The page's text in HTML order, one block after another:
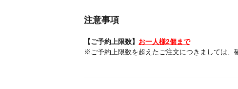
注意事項
【ご予約上限数】 お一人様2個まで
※ご予約上限数を超えたご注文につきましては、